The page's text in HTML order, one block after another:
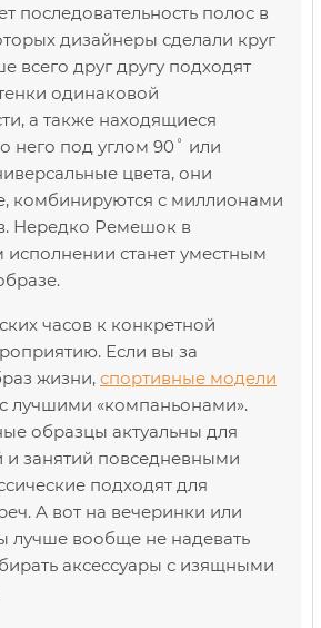
последовательность полос в
дизайнеры сделали круг
всего друг другу подходят
одинаковой
а также находящиеся
него под углом 90˚ или
цвета, они
комбинируются с миллионами
Нередко Ремешок в
исполнении станет уместным
часов к конкретной
Если вы за
жизни, спортивные модели
лучшими «компаньонами».
образцы актуальны для
и занятий повседневными
подходят для
А вот на вечеринки или
лучше вообще не надевать
аксессуары с изящными